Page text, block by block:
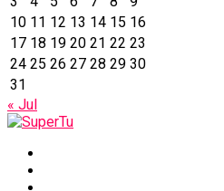
10 11 12 13 14 15 16
17 18 19 20 21 22 23
24 25 26 27 28 29 30
31
« Jul